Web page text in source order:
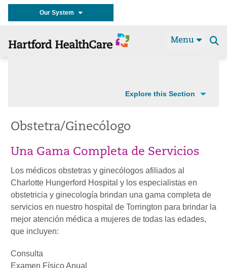
Our System
Menu
Explore this Section
Obstetra/Ginecólogo
Una Gama Completa de Servicios
Los médicos obstetras y ginecólogos afiliados al
Charlotte Hungerford Hospital y los especialistas en
obstetricia y ginecología brindan una gama completa de
servicios en nuestro hospital de Torrington para brindar la
mejor atención médica a mujeres de todas las edades,
que incluyen:
Consulta
Examen Físico Anual